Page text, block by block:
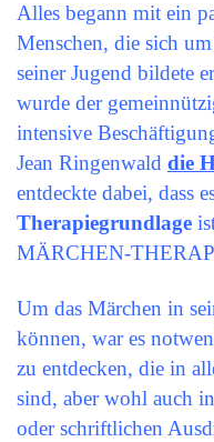
Alles begann mit ein
Menschen, die sich
seiner Jugend bildete
wurde der
intensive
Jean Ringenwald die
entdeckte dabei, dass
Therapiegrundlage
MÄRCHEN-
Um das Märchen in
können, war es
zu entdecken, die in
sind, aber wohl auch
oder schriftlichen